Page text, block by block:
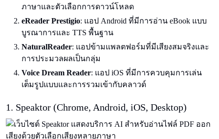
ภาษาและตัวเลือกการดาวน์โหลด
eReader Prestigio: แอป Android ที่มีการอ่าน eBook แบบ
บูรณาการและ TTS พื้นฐาน
NaturalReader: แอปข้ามแพลตฟอร์มที่มีเสียงสมจริงและ
การประมวลผลเป็นกลุ่ม
Voice Dream Reader: แอป iOS ที่มีการควบคุมการเล่น
เต็มรูปแบบและการรวมเข้ากับคลาวด์
1. Speaktor (Chrome, Android, iOS, Desktop)